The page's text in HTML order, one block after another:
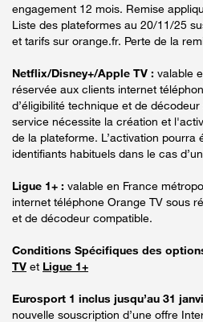
engagement 12 mois. Remise
Liste des plateformes au 20/11/25
et tarifs sur orange.fr. Perte de la
Netflix/Disney+/Apple TV : valable
réservée aux clients internet
d’éligibilité technique et de
service nécessite la création et
de la plateforme. L’activation pourra
identifiants habituels dans le cas
Ligue 1+ : valable en France
internet téléphone Orange TV sous
et de décodeur compatible.
Conditions Spécifiques des
TV et Ligue 1+
Eurosport 1 inclus jusqu’au 31
nouvelle souscription d’une offre